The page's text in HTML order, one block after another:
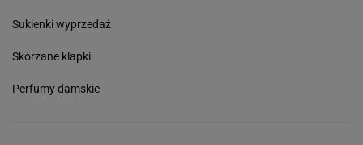
Sukienki wyprzedaż
Skórzane klapki
Perfumy damskie